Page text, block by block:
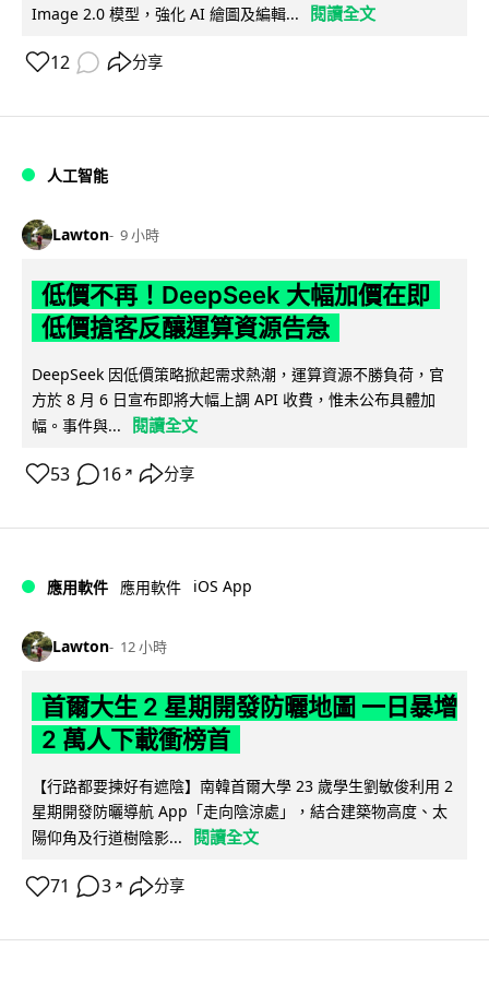
Image 2.0 模型，強化 AI 繪圖及編輯...
閱讀全文
12 分享
人工智能
Lawton 9 小時
低價不再！DeepSeek 大幅加價在即
低價搶客反釀運算資源告急
DeepSeek 因低價策略掀起需求熱潮，運算資源不勝負荷，官
方於 8 月 6 日宣布即將大幅上調 API 收費，惟未公布具體加
幅。事件與...
閱讀全文
53 16 ↗ 分享
應用軟件 應用軟件 iOS App
Lawton 12 小時
首爾大生 2 星期開發防曬地圖 一日暴增
2 萬人下載衝榜首
【行路都要揀好有遮陰】南韓首爾大學 23 歲學生劉敏俊利用 2
星期開發防曬導航 App「走向陰涼處」，結合建築物高度、太
陽仰角及行道樹陰影...
閱讀全文
71 3 ↗ 分享